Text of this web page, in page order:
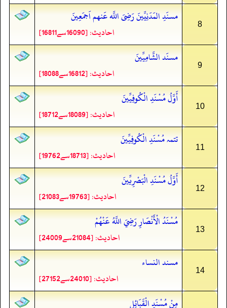
8
مسنَدِ المَدَنِیِّینَ رَضِیَ اللَّه عَنهم اَجمَعِینَ
احادیث: [16090سے16811]
9
مسنَد الشَّامِیِّینَ
احادیث: [16812سے18088]
10
أَوَّلُ مُسْنَدِ الْكُوفِيِّينَ
احادیث: [18089سے18712]
11
تتمہ مُسْنَدِ الْكُوفِيِّينَ
احادیث: [18713سے19762]
12
أَوَّلُ مُسْنَدِ الْبَصْرِيِّينَ
احادیث: [19763سے21083]
13
مُسْنَدُ الْأَنْصَارِ رَضِيَ اللَّهُ عَنْهُمْ
احادیث: [21084سے24009]
14
مسند النساء
احادیث: [24010سے27152]
مِنْ مُسْنَدِ الْقَبَائِلِ